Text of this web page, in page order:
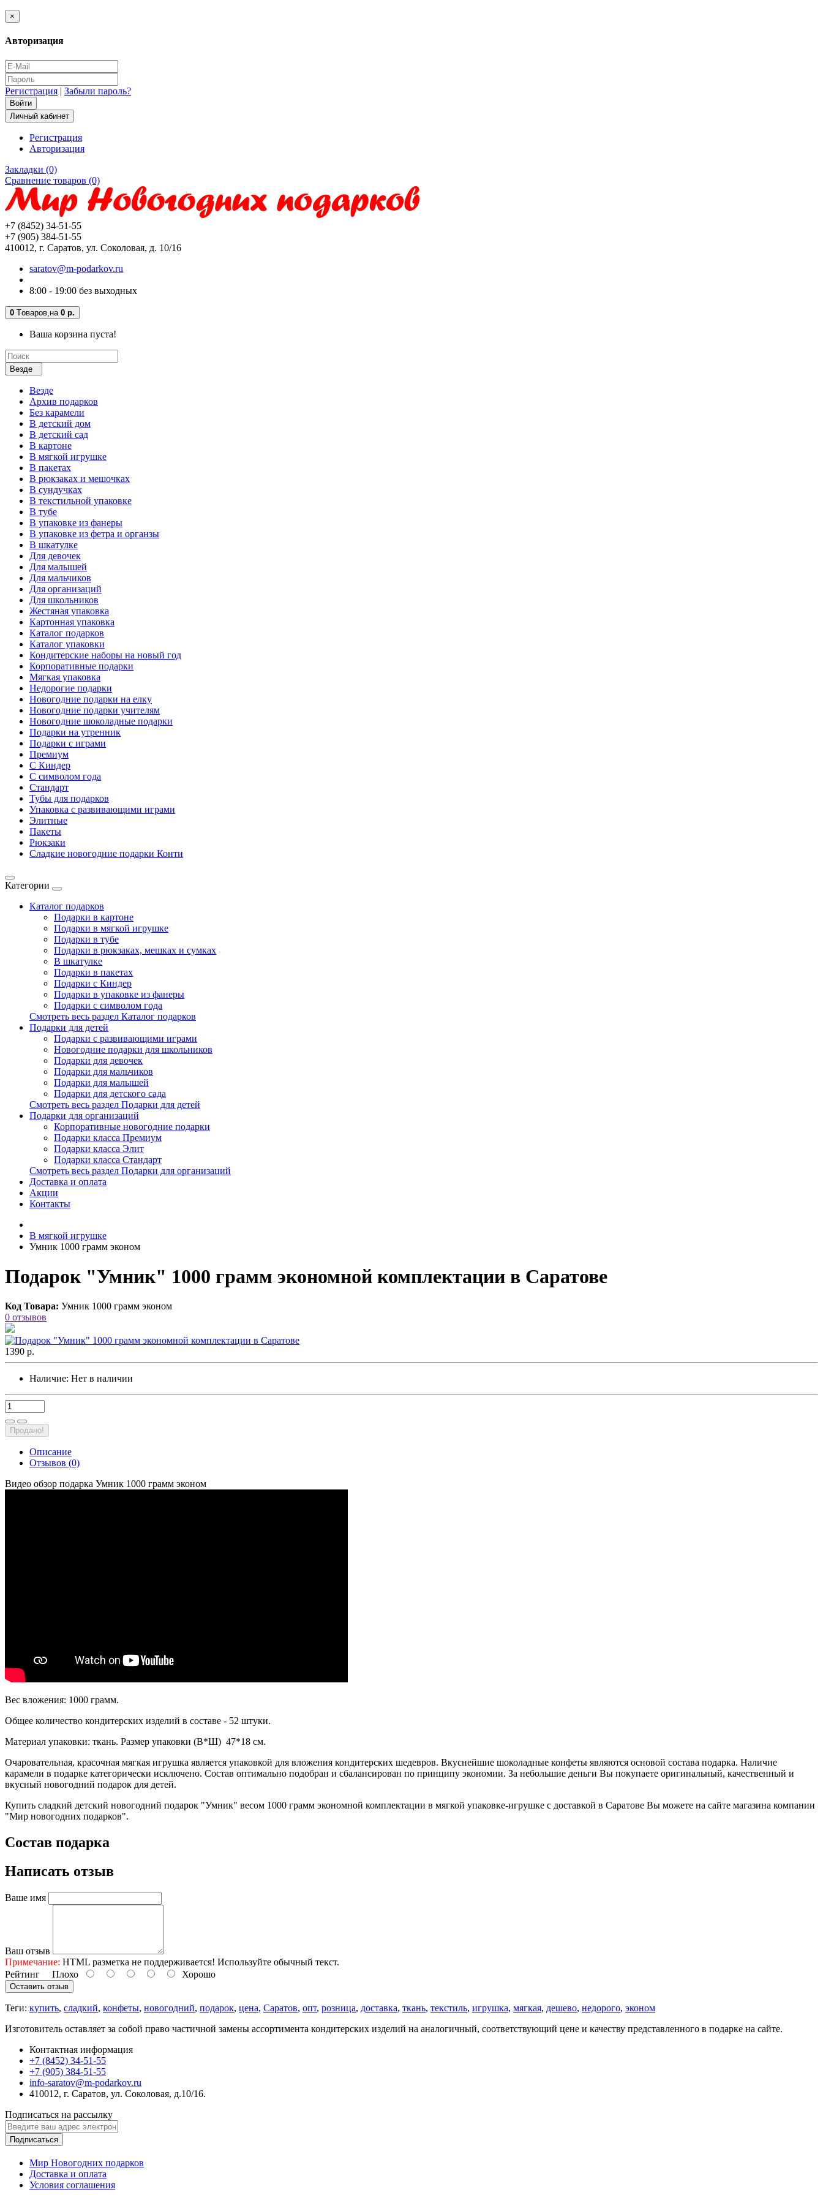
×
Авторизация
Регистрация | Забыли пароль?
Личный кабинет
Регистрация
Авторизация
Закладки (0)
Сравнение товаров (0)
+7 (8452) 34-51-55
+7 (905) 384-51-55
410012, г. Саратов, ул. Соколовая, д. 10/16
saratov@m-podarkov.ru
8:00 - 19:00 без выходных
0 Tоваров, на 0 р.
Ваша корзина пуста!
Везде
Везде
Архив подарков
Без карамели
В детский дом
В детский сад
В картоне
В мягкой игрушке
В пакетах
В рюкзаках и мешочках
В сундучках
В текстильной упаковке
В тубе
В упаковке из фанеры
В упаковке из фетра и органзы
В шкатулке
Для девочек
Для малышей
Для мальчиков
Для организаций
Для школьников
Жестяная упаковка
Картонная упаковка
Каталог подарков
Каталог упаковки
Кондитерские наборы на новый год
Корпоративные подарки
Мягкая упаковка
Недорогие подарки
Новогодние подарки на елку
Новогодние подарки учителям
Новогодние шоколадные подарки
Подарки на утренник
Подарки с играми
Премиум
С Киндер
С символом года
Стандарт
Тубы для подарков
Упаковка с развивающими играми
Элитные
Пакеты
Рюкзаки
Сладкие новогодние подарки Конти
Категории
Каталог подарков
Подарки в картоне
Подарки в мягкой игрушке
Подарки в тубе
Подарки в рюкзаках, мешках и сумках
В шкатулке
Подарки в пакетах
Подарки с Киндер
Подарки в упаковке из фанеры
Подарки с символом года
Смотреть весь раздел Каталог подарков
Подарки для детей
Подарки с развивающими играми
Новогодние подарки для школьников
Подарки для девочек
Подарки для мальчиков
Подарки для малышей
Подарки для детского сада
Смотреть весь раздел Подарки для детей
Подарки для организаций
Корпоративные новогодние подарки
Подарки класса Премиум
Подарки класса Элит
Подарки класса Стандарт
Смотреть весь раздел Подарки для организаций
Доставка и оплата
Акции
Контакты
В мягкой игрушке
Умник 1000 грамм эконом
Подарок "Умник" 1000 грамм экономной комплектации в Саратове
Код Товара: Умник 1000 грамм эконом
0 отзывов
1390 р.
Наличие: Нет в наличии
Продано!
Описание
Отзывов (0)
Видео обзор подарка Умник 1000 грамм эконом
Вес вложения: 1000 грамм.
Общее количество кондитерских изделий в составе - 52 штуки.
Материал упаковки: ткань. Размер упаковки (В*Ш) 47*18 см.
Очаровательная, красочная мягкая игрушка является упаковкой для вложения кондитерских шедевров. Вкуснейшие шоколадные конфеты являются основой состава подарка. Наличие
карамели в подарке категорически исключено. Состав оптимально подобран и сбалансирован по принципу экономии. За небольшие деньги Вы покупаете оригинальный, качественный и
вкусный новогодний подарок для детей.
Купить сладкий детский новогодний подарок "Умник" весом 1000 грамм экономной комплектации в мягкой упаковке-игрушке с доставкой в Саратове Вы можете на сайте магазина компании
"Мир новогодних подарков".
Состав подарка
Написать отзыв
Ваше имя
Ваш отзыв
Примечание: HTML разметка не поддерживается! Используйте обычный текст.
Рейтинг Плохо Хорошо
Оставить отзыв
Теги: купить, сладкий, конфеты, новогодний, подарок, цена, Саратов, опт, розница, доставка, ткань, текстиль, игрушка, мягкая, дешево, недорого, эконом
Изготовитель оставляет за собой право частичной замены ассортимента кондитерских изделий на аналогичный, соответствующий цене и качеству представленного в подарке на сайте.
Контактная информация
+7 (8452) 34-51-55
+7 (905) 384-51-55
info-saratov@m-podarkov.ru
410012, г. Саратов, ул. Соколовая, д.10/16.
Подписаться на рассылку
Подписаться
Мир Новогодних подарков
Доставка и оплата
Условия соглашения